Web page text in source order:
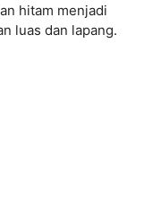
hitam menjadi
luas dan lapang.